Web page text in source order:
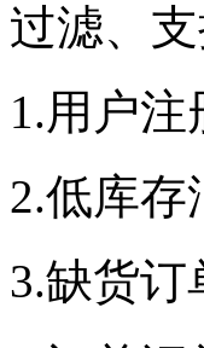
过滤、
1.用户
2.低库
3.缺货